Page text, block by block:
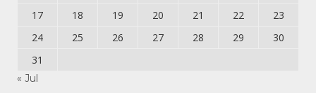
17
18 19 20 21 22
23
24
25 26 27 28 29
30
31
« Jul